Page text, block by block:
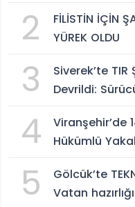
2
FİLİSTİN İÇİN
YÜREK OLDU
3
Siverek’te
Devrildi:
4
Viranşehir’de
Hükümlü
5
Gölcük’te
Vatan hazırlığı